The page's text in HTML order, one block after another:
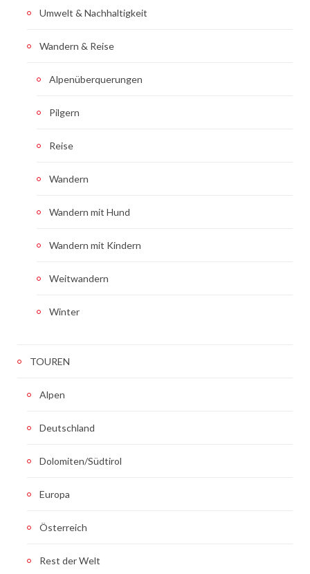
Umwelt & Nachhaltigkeit
Wandern & Reise
Alpenüberquerungen
Pilgern
Reise
Wandern
Wandern mit Hund
Wandern mit Kindern
Weitwandern
Winter
TOUREN
Alpen
Deutschland
Dolomiten/Südtirol
Europa
Österreich
Rest der Welt